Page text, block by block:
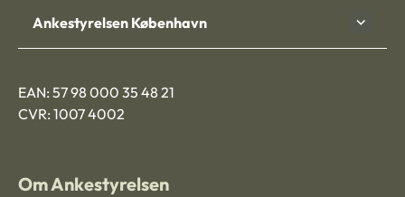
Ankestyrelsen København
EAN: 57 98 000 35 48 21
CVR: 1007 4002
Om Ankestyrelsen